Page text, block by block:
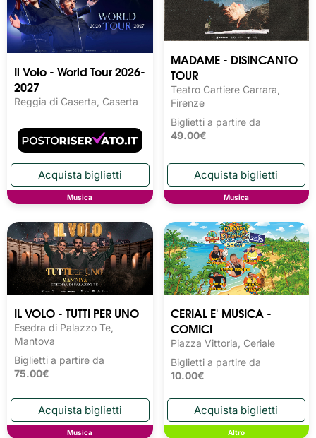
Il Volo - World Tour 2026-
2027
Reggia di Caserta, Caserta
Musica
MADAME - DISINCANTO
TOUR
Teatro Cartiere Carrara,
Firenze
Biglietti a partire da
49.00€
Musica
IL VOLO - TUTTI PER UNO
Esedra di Palazzo Te,
Mantova
Biglietti a partire da
75.00€
Musica
CERIAL E' MUSICA -
COMICI
Piazza Vittoria, Ceriale
Biglietti a partire da
10.00€
Altro